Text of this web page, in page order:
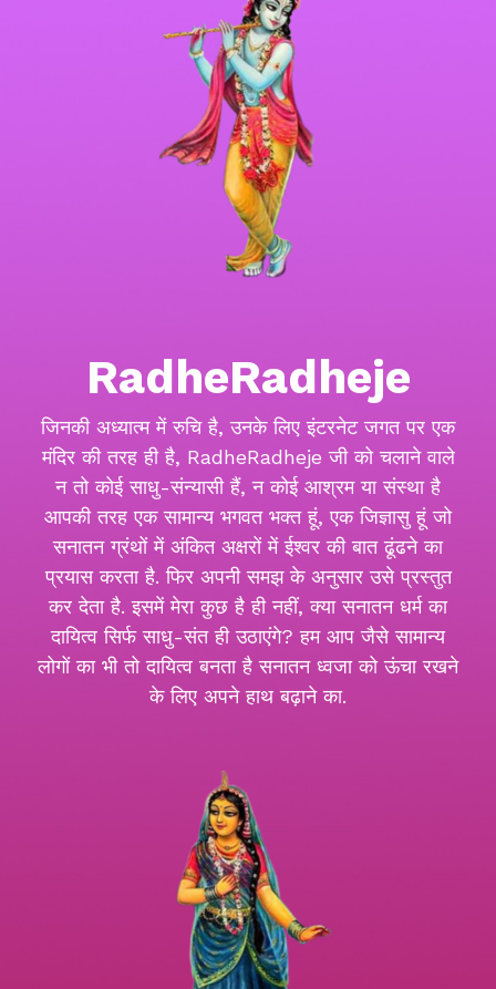
RadheRadheje
जिनकी अध्यात्म में रुचि है, उनके लिए इंटरनेट जगत पर एक
मंदिर की तरह ही है, RadheRadheje जी को चलाने वाले
न तो कोई साधु-संन्यासी हैं, न कोई आश्रम या संस्था है
आपकी तरह एक सामान्य भगवत भक्त हूं, एक जिज्ञासु हूं जो
सनातन ग्रंथों में अंकित अक्षरों में ईश्वर की बात ढूंढने का
प्रयास करता है. फिर अपनी समझ के अनुसार उसे प्रस्तुत
कर देता है. इसमें मेरा कुछ है ही नहीं, क्या सनातन धर्म का
दायित्व सिर्फ साधु-संत ही उठाएंगे? हम आप जैसे सामान्य
लोगों का भी तो दायित्व बनता है सनातन ध्वजा को ऊंचा रखने
के लिए अपने हाथ बढ़ाने का.